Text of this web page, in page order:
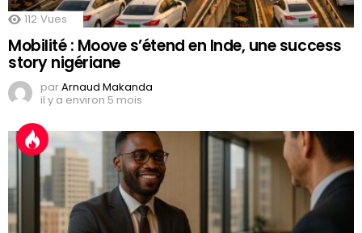
112 Vues
Mobilité : Moove s’étend en Inde, une success
story nigériane
parArnaud Makanda
il y a environ 5 mois